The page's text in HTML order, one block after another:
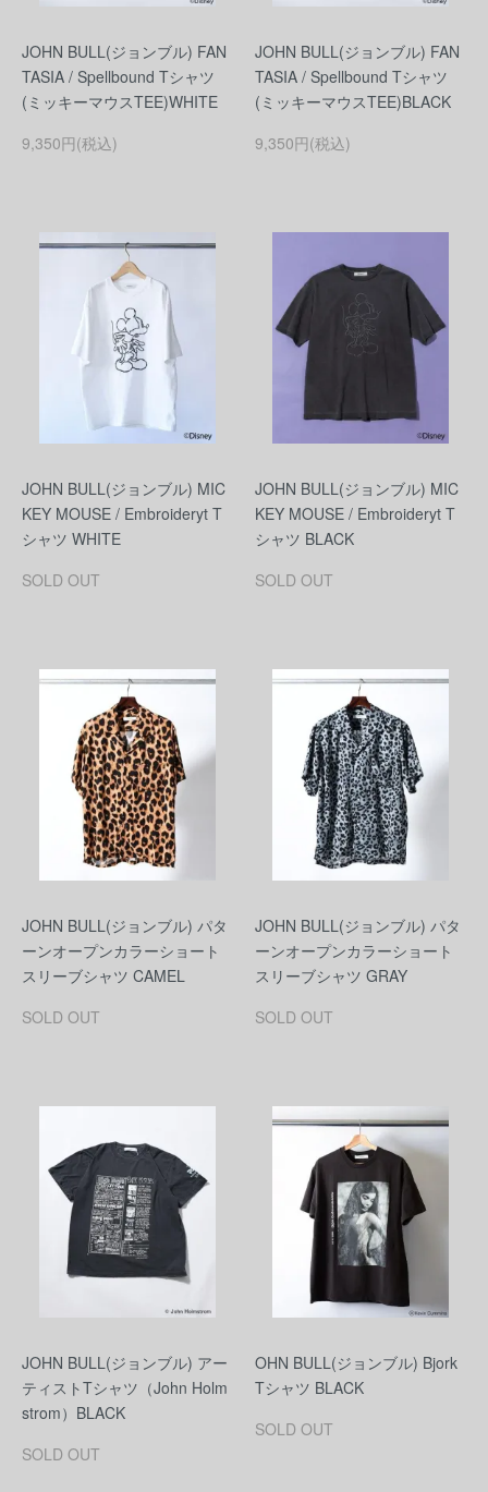
JOHN BULL(ジョンブル) FAN
TASIA / Spellbound Tシャツ
(ミッキーマウスTEE)WHITE
9,350円(税込)
JOHN BULL(ジョンブル) FAN
TASIA / Spellbound Tシャツ
(ミッキーマウスTEE)BLACK
9,350円(税込)
JOHN BULL(ジョンブル) MIC
KEY MOUSE / Embroideryt T
シャツ WHITE
SOLD OUT
JOHN BULL(ジョンブル) MIC
KEY MOUSE / Embroideryt T
シャツ BLACK
SOLD OUT
JOHN BULL(ジョンブル) パタ
ーンオープンカラーショート
スリーブシャツ CAMEL
SOLD OUT
JOHN BULL(ジョンブル) パタ
ーンオープンカラーショート
スリーブシャツ GRAY
SOLD OUT
JOHN BULL(ジョンブル) アー
ティストTシャツ（John Holm
strom）BLACK
SOLD OUT
OHN BULL(ジョンブル) Bjork
Tシャツ BLACK
SOLD OUT